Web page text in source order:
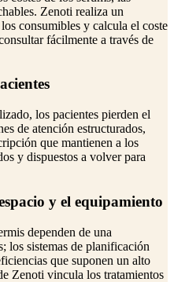
Zenoti realiza un
consumibles y calcula el coste
fácilmente a través de
los pacientes pierden el
de atención estructurados,
que mantienen a los
y dispuestos a volver para
y el equipamiento
dependen de una
los sistemas de planificación
que suponen un alto
Zenoti vincula los tratamientos